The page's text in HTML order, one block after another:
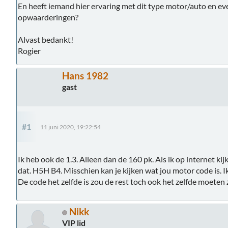
En heeft iemand hier ervaring met dit type motor/auto en
opwaarderingen?
Alvast bedankt!
Rogier
Hans 1982
gast
#1 11 juni 2020, 19:22:54
Ik heb ook de 1.3. Alleen dan de 160 pk. Als ik op internet
dat. H5H B4. Misschien kan je kijken wat jou motor code is.
De code het zelfde is zou de rest toch ook het zelfde moeten
Nikk
VIP lid